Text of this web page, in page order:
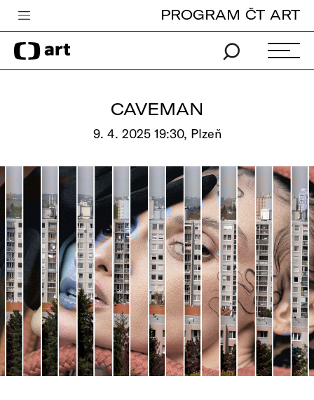
Česká televize
Zpravodajství
Pro děti
edu
Vše o ČT
PROGRAM ČT ART
CAVEMAN
9. 4. 2025 19:30, Plzeň